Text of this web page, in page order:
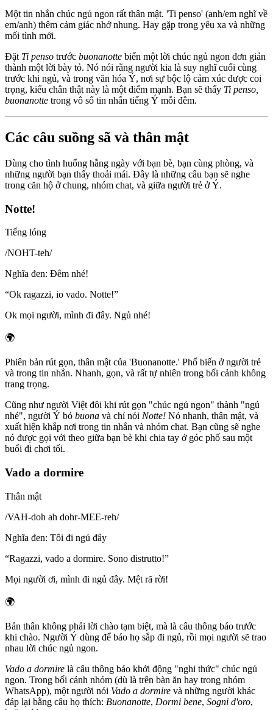
Một tin nhắn chúc ngủ ngon rất thân mật. 'Ti penso' (anh/em nghĩ về
em/anh) thêm cảm giác nhớ nhung. Hay gặp trong yêu xa và những
mối tình mới.
Đặt Ti penso trước buonanotte biến một lời chúc ngủ ngon đơn giản
thành một lời bày tỏ. Nó nói rằng người kia là suy nghĩ cuối cùng
trước khi ngủ, và trong văn hóa Ý, nơi sự bộc lộ cảm xúc được coi
trọng, kiểu chân thật này là một điểm mạnh. Bạn sẽ thấy Ti penso,
buonanotte trong vô số tin nhắn tiếng Ý mỗi đêm.
Các câu suồng sã và thân mật
Dùng cho tình huống hằng ngày với bạn bè, bạn cùng phòng, và
những người bạn thấy thoải mái. Đây là những câu bạn sẽ nghe
trong căn hộ ở chung, nhóm chat, và giữa người trẻ ở Ý.
Notte!
Tiếng lóng
/NOHT-teh/
Nghĩa đen: Đêm nhé!
“Ok ragazzi, io vado. Notte!”
Ok mọi người, mình đi đây. Ngủ nhé!
🌍
Phiên bản rút gọn, thân mật của 'Buonanotte.' Phổ biến ở người trẻ
và trong tin nhắn. Nhanh, gọn, và rất tự nhiên trong bối cảnh không
trang trọng.
Cũng như người Việt đôi khi rút gọn "chúc ngủ ngon" thành "ngủ
nhé", người Ý bỏ buona và chỉ nói Notte! Nó nhanh, thân mật, và
xuất hiện khắp nơi trong tin nhắn và nhóm chat. Bạn cũng sẽ nghe
nó được gọi với theo giữa bạn bè khi chia tay ở góc phố sau một
buổi đi chơi tối.
Vado a dormire
Thân mật
/VAH-doh ah dohr-MEE-reh/
Nghĩa đen: Tôi đi ngủ đây
“Ragazzi, vado a dormire. Sono distrutto!”
Mọi người ơi, mình đi ngủ đây. Mệt rã rời!
🌍
Bản thân không phải lời chào tạm biệt, mà là câu thông báo trước
khi chào. Người Ý dùng để báo họ sắp đi ngủ, rồi mọi người sẽ trao
nhau lời chúc ngủ ngon.
Vado a dormire là câu thông báo khởi động "nghi thức" chúc ngủ
ngon. Trong bối cảnh nhóm (dù là trên bàn ăn hay trong nhóm
WhatsApp), một người nói Vado a dormire và những người khác
đáp lại bằng câu họ thích: Buonanotte, Dormi bene, Sogni d'oro,